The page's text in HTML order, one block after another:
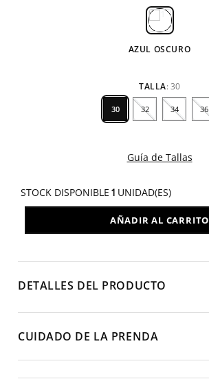
AZUL OSCURO
TALLA: 30
30 32 34 36
Guía de Tallas
STOCK DISPONIBLE 1 UNIDAD(ES)
AÑADIR AL CARRITO
DETALLES DEL PRODUCTO
CUIDADO DE LA PRENDA